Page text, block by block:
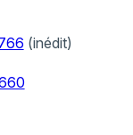
(inédit)